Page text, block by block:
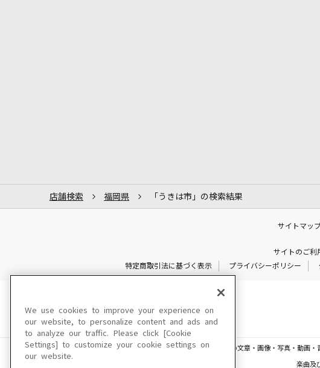
店舗検索 福岡県 「うきは市」の検索結果
サイトマッ
サイトのご利
特定商取引法に基づく表示
プライバシーポリシー
このサイトに掲載されている一切の文章・画像・写真・動画
楽曲及
We use cookies to improve your experience on
our website, to personalize content and ads and
to analyze our traffic. Please click [Cookie
Settings] to customize your cookie settings on
our website.